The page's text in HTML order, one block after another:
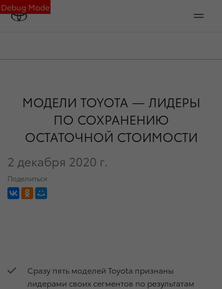
Debug Mode
МОДЕЛИ TOYOTA — ЛИДЕРЫ
ПО СОХРАНЕНИЮ
ОСТАТОЧНОЙ СТОИМОСТИ
2 декабря 2020 г.
Поделиться
Сразу пять моделей Toyota признаны
лидерами своих сегментов по результатам